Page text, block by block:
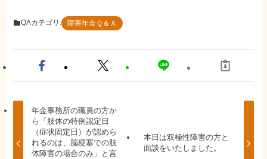
QAカテゴリ: 障害年金Ｑ＆Ａ
年金事務所の職員の方か
ら「肢体の特例認定日
（症状固定日）が認めら
れるのは、脳梗塞での肢
体障害の場合のみ」と言
本日は双極性障害の方と
面談をいたしました。